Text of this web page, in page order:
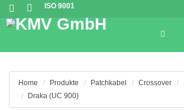
ISO 9001
Home Produkte Patchkabel Crossover
Draka (UC 900)